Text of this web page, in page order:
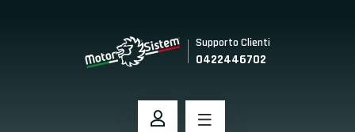
Supporto Clienti
0422446702